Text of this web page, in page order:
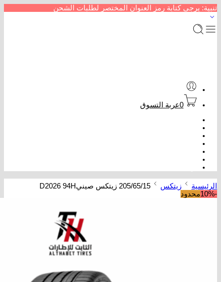
تنبية: يرجى كتابة رمز العنوان المختصر لطلبات الشحن
0عربة التسوق
الرئيسية زيتكس
205/65/15 زيتكس صينيD2026 94H
-10%
محدود